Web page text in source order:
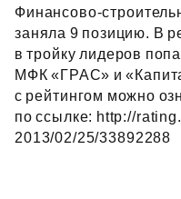
заняла 9 позицию. В
в тройку лидеров
МФК «ГРАС» и
с рейтингом можно
по ссылке: http://
2013/02/25/33892288